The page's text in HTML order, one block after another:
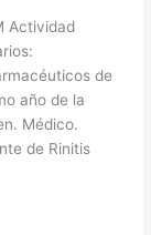
Actividad
de
año de la
Médico.
de Rinitis